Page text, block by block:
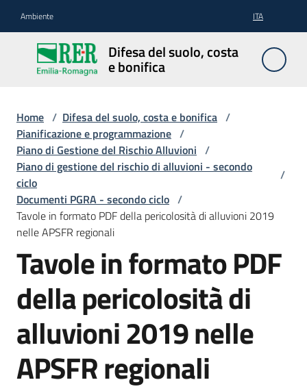
Ambiente ITA
Difesa del suolo, costa
e bonifica
Difesa
del
suolo,
bonifica
Pianificazione
e
programmazione
Temi
Documentazione
Comunicazione
Home / Difesa del suolo, costa e bonifica /
Pianificazione e programmazione /
Piano di Gestione del Rischio Alluvioni /
Piano di gestione del rischio di alluvioni - secondo
ciclo
/
Documenti PGRA - secondo ciclo /
Tavole in formato PDF della pericolosità di alluvioni 2019
nelle APSFR regionali
Tavole in formato PDF
della pericolosità di
alluvioni 2019 nelle
APSFR regionali